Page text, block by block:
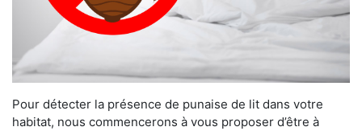
Pour détecter la présence de punaise de lit dans votre
habitat, nous commencerons à vous proposer d’être à